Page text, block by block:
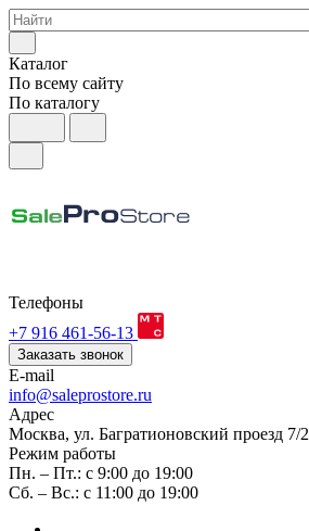
Каталог
По всему сайту
По каталогу
Телефоны
+7 916 461-56-13
Заказать звонок
E-mail
info@saleprostore.ru
Адрес
Москва, ул. Багратионовский проезд 7/2
Режим работы
Пн. – Пт.: с 9:00 до 19:00
Сб. – Вс.: с 11:00 до 19:00